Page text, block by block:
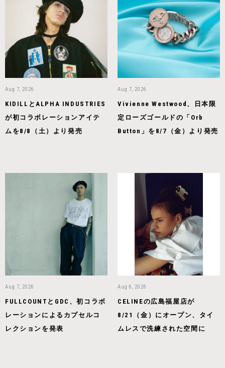
Aug 7, 2026
KIDILLとALPHA INDUSTRIES
が初コラボレーションアイテ
ムを8/8（土）より発売
Aug 7, 2026
Vivienne Westwood、日本限
定ローズゴールドの「Orb
Button」を8/7（金）より発売
Aug 7, 2026
FULLCOUNTとGDC、初コラボ
レーションによるカプセルコ
レクションを発表
Aug 6, 2026
CELINEの広島福屋店が
8/21（金）にオープン、タイ
ムレスで洗練された空間に